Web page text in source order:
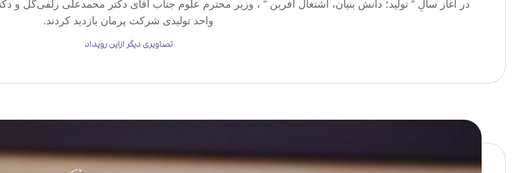
در آغاز سالِ ” تولید؛ دانش بنیان، اشتغال آفرین ” ، وزیر محترم علوم جناب آقای دکتر محمدعلی زلفی‌گل
واحد تولیدی شرکت پرمان بازدید کردند.
تصاویری دیگر ازاین رویداد